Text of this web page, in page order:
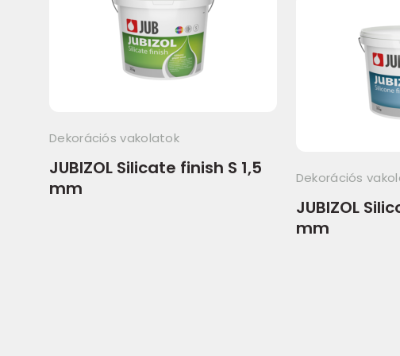
Dekorációs vakolatok
JUBIZOL Silicate finish S 1,5
mm
Dekorációs
JUBIZOL
mm